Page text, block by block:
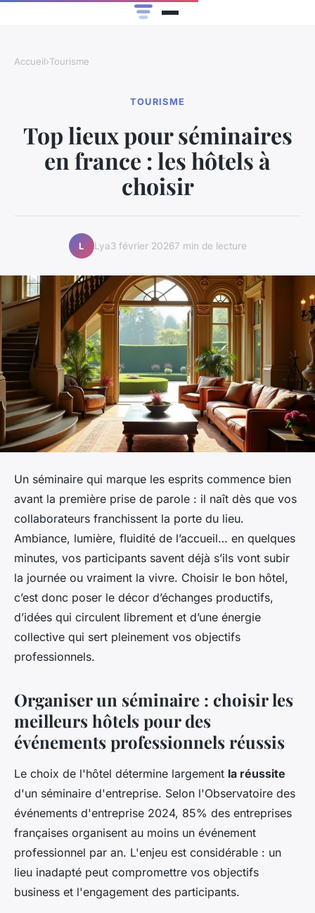
Accueil›Tourisme
TOURISME
Top lieux pour séminaires
en france : les hôtels à
choisir
L Lya3 février 20267 min de lecture
Un séminaire qui marque les esprits commence bien
avant la première prise de parole : il naît dès que vos
collaborateurs franchissent la porte du lieu.
Ambiance, lumière, fluidité de l’accueil… en quelques
minutes, vos participants savent déjà s’ils vont subir
la journée ou vraiment la vivre. Choisir le bon hôtel,
c’est donc poser le décor d’échanges productifs,
d’idées qui circulent librement et d’une énergie
collective qui sert pleinement vos objectifs
professionnels.
Organiser un séminaire : choisir les
meilleurs hôtels pour des
événements professionnels réussis
Le choix de l'hôtel détermine largement la réussite
d'un séminaire d'entreprise. Selon l'Observatoire des
événements d'entreprise 2024, 85% des entreprises
françaises organisent au moins un événement
professionnel par an. L'enjeu est considérable : un
lieu inadapté peut compromettre vos objectifs
business et l'engagement des participants.